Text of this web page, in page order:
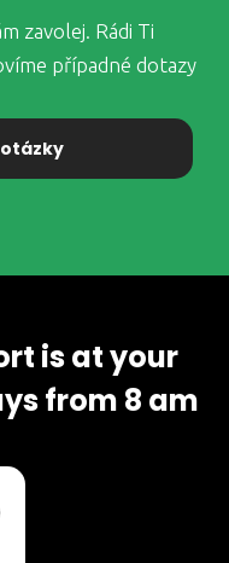
zavolej. Rádi Ti
případné dotazy
is at your
from 8 am